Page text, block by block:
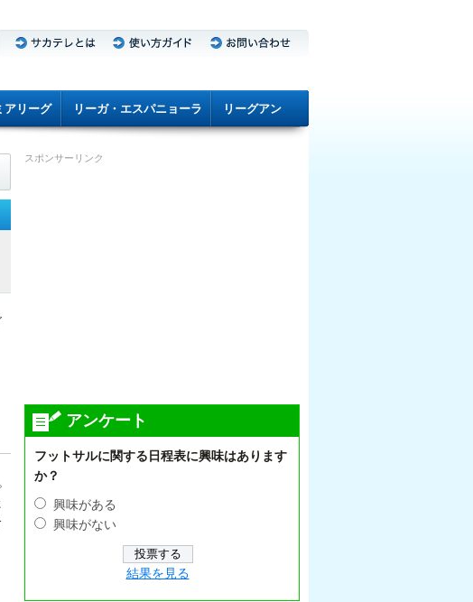
アリーグ リーガ・エスパニョーラ リーグアン
スポンサーリンク
アンケート
フットサルに関する日程表に興味はあります
か？
興味がある
興味がない
結果を見る